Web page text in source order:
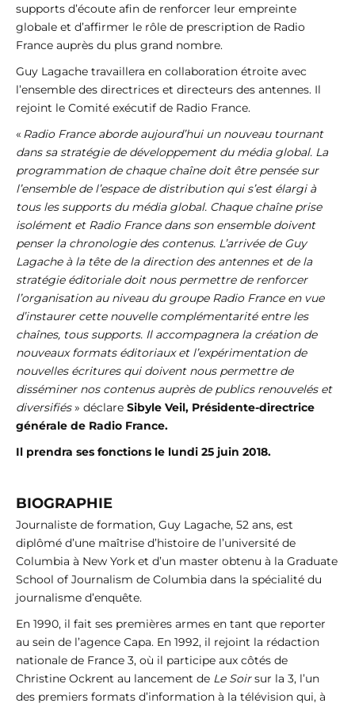
supports d’écoute afin de renforcer leur empreinte
globale et d’affirmer le rôle de prescription de Radio
France auprès du plus grand nombre.
Guy Lagache travaillera en collaboration étroite avec
l’ensemble des directrices et directeurs des antennes. Il
rejoint le Comité exécutif de Radio France.
« Radio France aborde aujourd’hui un nouveau tournant
dans sa stratégie de développement du média global. La
programmation de chaque chaîne doit être pensée sur
l’ensemble de l’espace de distribution qui s’est élargi à
tous les supports du média global. Chaque chaîne prise
isolément et Radio France dans son ensemble doivent
penser la chronologie des contenus. L’arrivée de Guy
Lagache à la tête de la direction des antennes et de la
stratégie éditoriale doit nous permettre de renforcer
l’organisation au niveau du groupe Radio France en vue
d’instaurer cette nouvelle complémentarité entre les
chaînes, tous supports. Il accompagnera la création de
nouveaux formats éditoriaux et l’expérimentation de
nouvelles écritures qui doivent nous permettre de
disséminer nos contenus auprès de publics renouvelés et
diversifiés» déclare Sibyle Veil, Présidente-directrice
générale de Radio France.
Il prendra ses fonctions le lundi 25 juin 2018.
BIOGRAPHIE
Journaliste de formation, Guy Lagache, 52 ans, est
diplômé d’une maîtrise d’histoire de l’université de
Columbia à New York et d’un master obtenu à la Graduate
School of Journalism de Columbia dans la spécialité du
journalisme d’enquête.
En 1990, il fait ses premières armes en tant que reporter
au sein de l’agence Capa. En 1992, il rejoint la rédaction
nationale de France 3, où il participe aux côtés de
Christine Ockrent au lancement de Le Soirsur la 3, l’un
des premiers formats d’information à la télévision qui, à